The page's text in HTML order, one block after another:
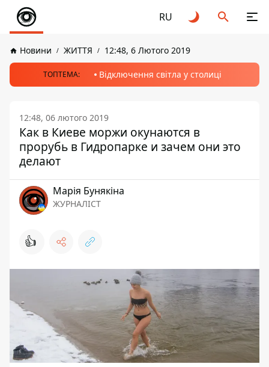
RU
Новини ЖИТТЯ 12:48, 6 Лютого 2019
ТОПТЕМА: Відключення світла у столиці
12:48, 06 лютого 2019
Как в Киеве моржи окунаются в
прорубь в Гидропарке и зачем они это
делают
Марія Бунякіна
ЖУРНАЛІСТ
👍